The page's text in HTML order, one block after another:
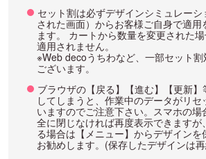
セット割は必ずデザインシミュレー
された画面）からお客様ご自身で適用
ます。 カートから数量を変更された
適用されません。
※Web decoうちわなど、一部セット
ございます。
ブラウザの【戻る】【進む】【更新
してしまうと、作業中のデータがリセ
いますのでご注意下さい。スマホの場
全に閉じなければ再度表示できますが
る場合は【メニュー】からデザインを
お勧めします。(保存したデザインは